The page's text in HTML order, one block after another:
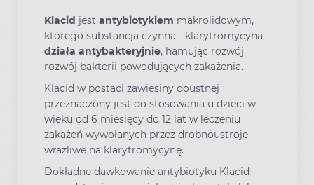
Klacid jest antybiotykiem makrolidowym,
którego substancja czynna - klarytromycyna
działa antybakteryjnie, hamując rozwój
rozwój bakterii powodujących zakażenia.
Klacid w postaci zawiesiny doustnej
przeznaczony jest do stosowania u dzieci w
wieku od 6 miesięcy do 12 lat w leczeniu
zakażeń wywołanych przez drobnoustroje
wrażliwe na klarytromycynę.
Dokładne dawkowanie antybiotyku Klacid -